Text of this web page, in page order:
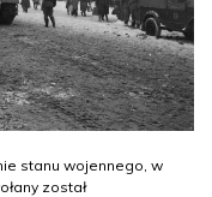
stanu wojennego, w
został